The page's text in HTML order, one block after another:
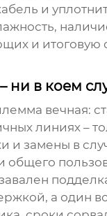
и
и итоговую
ни в коем
вечная:
линиях –
и замены в
общего
а один